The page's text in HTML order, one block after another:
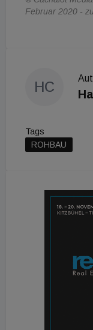
Februar 2020 -
HC
Tags
ROHBAU